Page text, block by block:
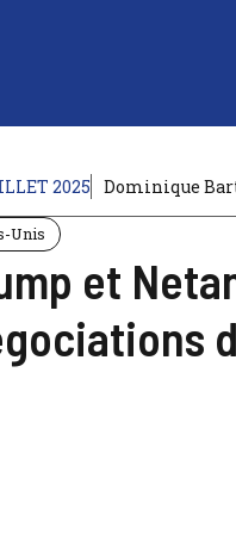
2025 Dominique
Unis
et